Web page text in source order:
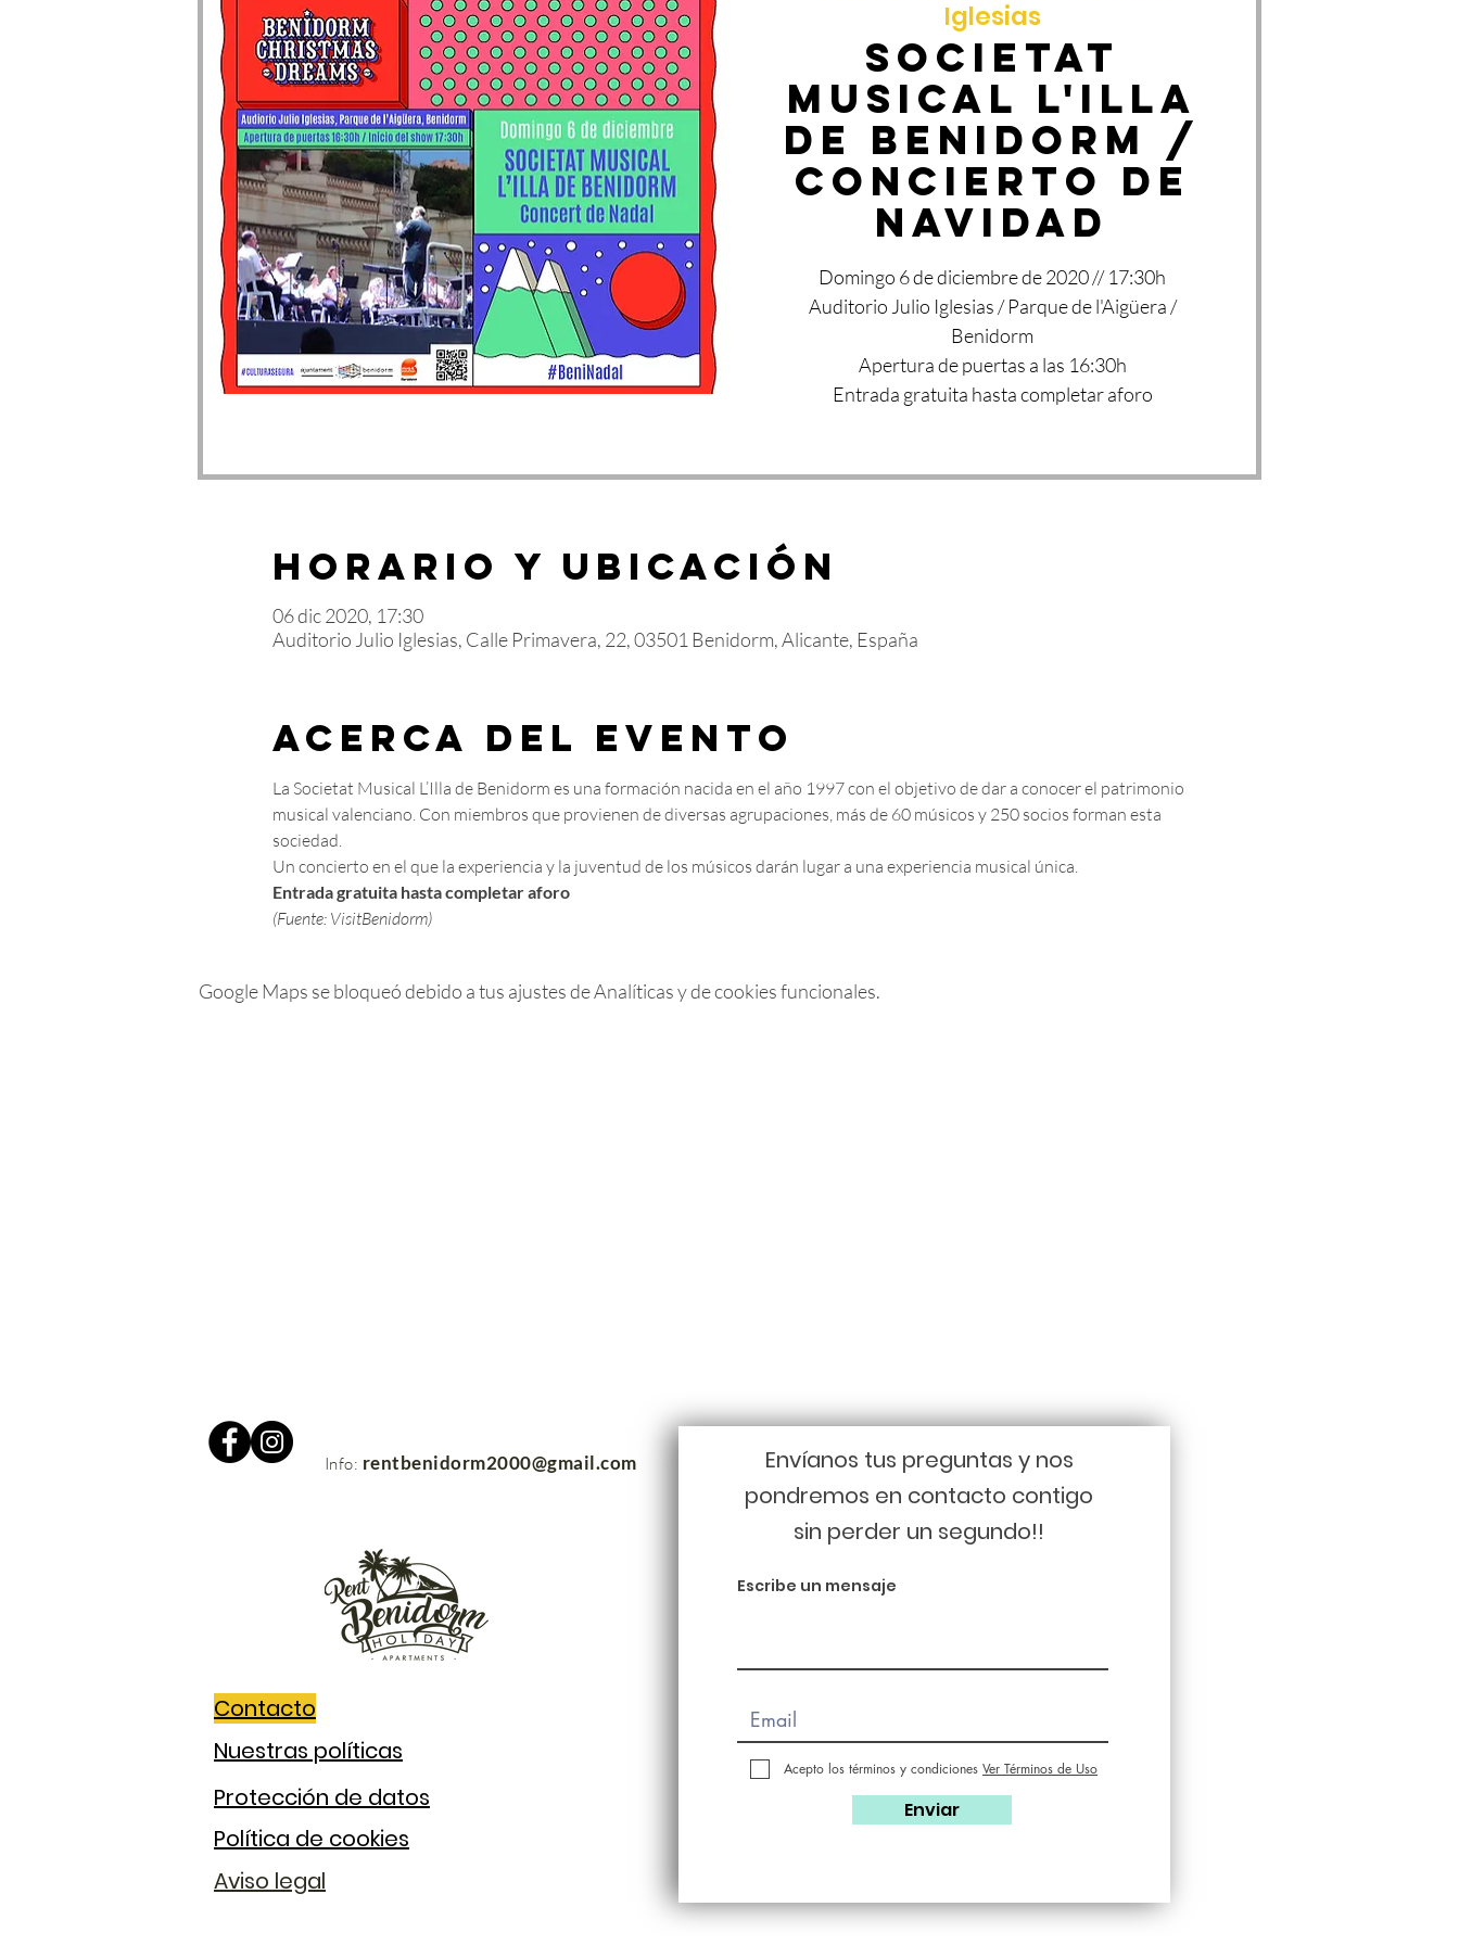
Iglesias
SOCIETAT
MUSICAL L'ILLA
DE BENIDORM /
Concierto de
Navidad
Domingo 6 de diciembre de 2020 // 17:30h
Auditorio Julio Iglesias / Parque de l'Aigüera /
Benidorm
Apertura de puertas a las 16:30h
Entrada gratuita hasta completar aforo
Horario y ubicación
06 dic 2020, 17:30
Auditorio Julio Iglesias, Calle Primavera, 22, 03501 Benidorm, Alicante, España
Acerca del evento
La Societat Musical L’Illa de Benidorm es una formación nacida en el año 1997 con el objetivo de dar a conocer el patrimonio
musical valenciano. Con miembros que provienen de diversas agrupaciones, más de 60 músicos y 250 socios forman esta
sociedad.
Un concierto en el que la experiencia y la juventud de los músicos darán lugar a una experiencia musical única.
Entrada gratuita hasta completar aforo
(Fuente: VisitBenidorm)
Google Maps se bloqueó debido a tus ajustes de Analíticas y de cookies funcionales.
Info: rentbenidorm2000@gmail.com
Contacto
Nuestras políticas
Protección de datos
Política de cookies
Aviso legal
Envíanos tus preguntas y nos
pondremos en contacto contigo
sin perder un segundo!!
Escribe un mensaje
Acepto los términos y condiciones Ver Términos de Uso
Enviar